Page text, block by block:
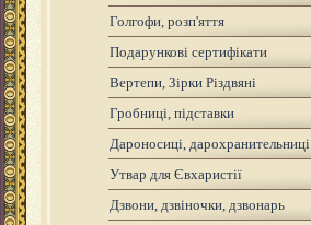
Голгофи, розп'яття
Подарункові сертифікати
Вертепи, Зірки Різдвяні
Гробниці, підставки
Дароносиці, дарохранительниці
Утвар для Євхаристії
Дзвони, дзвіночки, дзвонарь